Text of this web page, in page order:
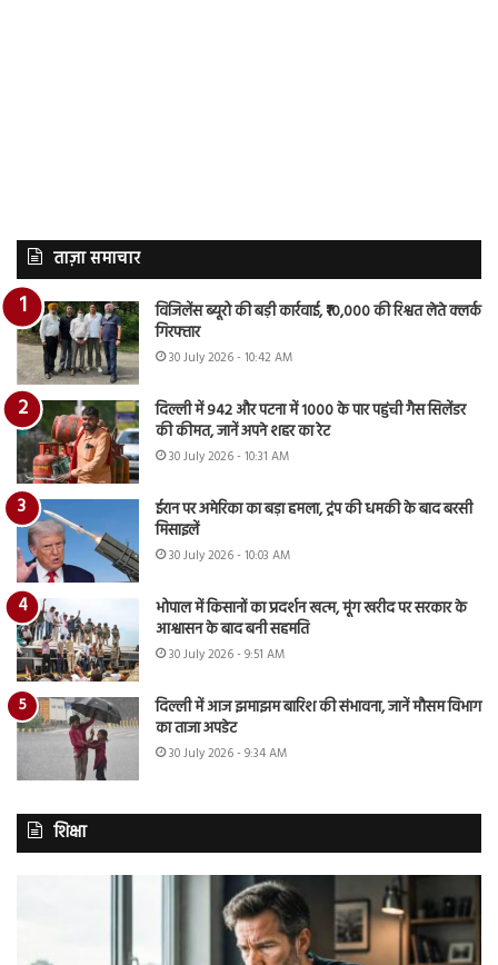
ताज़ा समाचार
विजिलेंस ब्यूरो की बड़ी कार्रवाई, ₹10,000 की रिश्वत लेते क्लर्क
गिरफ्तार
30 July 2026 - 10:42 AM
दिल्ली में 942 और पटना में 1000 के पार पहुंची गैस सिलेंडर
की कीमत, जानें अपने शहर का रेट
30 July 2026 - 10:31 AM
ईरान पर अमेरिका का बड़ा हमला, ट्रंप की धमकी के बाद बरसी
मिसाइलें
30 July 2026 - 10:03 AM
भोपाल में किसानों का प्रदर्शन खत्म, मूंग खरीद पर सरकार के
आश्वासन के बाद बनी सहमति
30 July 2026 - 9:51 AM
दिल्ली में आज झमाझम बारिश की संभावना, जानें मौसम विभाग
का ताजा अपडेट
30 July 2026 - 9:34 AM
शिक्षा